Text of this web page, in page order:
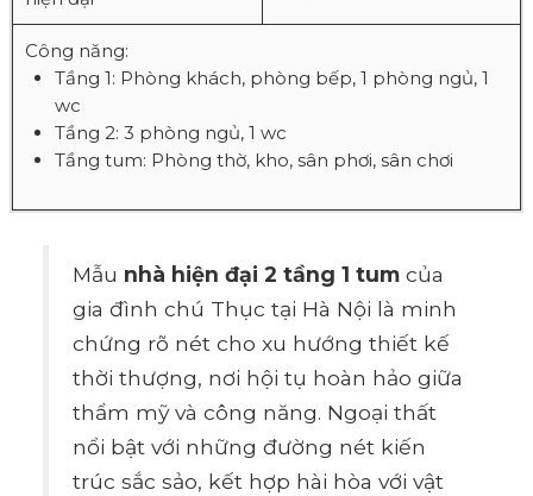
Công năng:
Tầng 1: Phòng khách, phòng bếp, 1 phòng ngủ, 1
wc
Tầng 2: 3 phòng ngủ, 1 wc
Tầng tum: Phòng thờ, kho, sân phơi, sân chơi
Mẫu nhà hiện đại 2 tầng 1 tum của
gia đình chú Thục tại Hà Nội là minh
chứng rõ nét cho xu hướng thiết kế
thời thượng, nơi hội tụ hoàn hảo giữa
thẩm mỹ và công năng. Ngoại thất
nổi bật với những đường nét kiến
trúc sắc sảo, kết hợp hài hòa với vật